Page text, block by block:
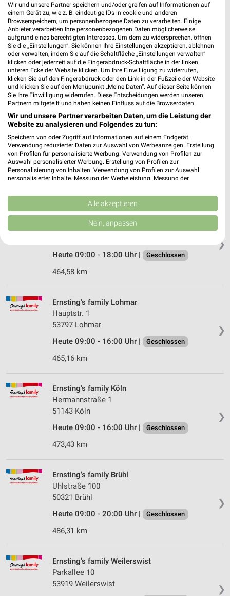
487,60 km
Ernsting's family Wesseling
Flach-Fengler-Str. 58
50389 Wesseling
Heute 09:00 - 15:00 Uhr | Geschlossen
481,50 km
Ernsting's family Bad Honnef
Hauptstraße 72a
53604 Bad Honnef
Heute 09:00 - 14:00 Uhr | Geschlossen
❯
Ernsting's family Hennef
Marktplatz 40
Heute 09:00 - 18:00 Uhr |
Geschlossen
464,58 km
❯
Ernsting's family Lohmar
Hauptstr. 1
53797 Lohmar
Heute 09:00 - 16:00 Uhr |
Geschlossen
465,16 km
❯
Ernsting's family Köln
Hermannstraße 1
51143 Köln
Heute 09:00 - 16:00 Uhr |
Geschlossen
473,43 km
❯
Ernsting's family Brühl
Uhlstraße 100
50321 Brühl
Heute 09:00 - 20:00 Uhr |
Geschlossen
486,31 km
❯
Ernsting's family Weilerswist
Parkallee 10
53919 Weilerswist
Wir und unsere Partner speichern und/oder greifen auf Informationen auf
einem Gerät zu, wie z. B. eindeutige IDs in cookie und anderen
Browserspeichern, um personenbezogene Daten zu verarbeiten. Einige
Anbieter verarbeiten Ihre personenbezogenen Daten möglicherweise
aufgrund eines berechtigten Interesses. Um dem zu widersprechen, öffnen
Sie die „Einstellungen“. Sie können Ihre Einstellungen akzeptieren, ablehnen
oder verwalten, indem Sie auf die Schaltfläche „Einstellungen verwalten“
klicken oder jederzeit auf die Fingerabdruck-Schaltfläche in der linken
unteren Ecke der Website klicken. Um Ihre Einwilligung zu widerrufen,
klicken Sie auf den Fingerabdruck oder den Link in der Fußzeile der Website
und klicken Sie auf den Menüpunkt „Meine Daten“. Auf dieser Seite können
Sie Ihre Einwilligung widerrufen. Diese Entscheidungen werden unseren
Partnern mitgeteilt und haben keinen Einfluss auf die Browserdaten.
Wir und unsere Partner verarbeiten Daten, um die Leistung der
Website zu analysieren und Folgendes zu tun:
Speichern von oder Zugriff auf Informationen auf einem Endgerät.
Verwendung reduzierter Daten zur Auswahl von Werbeanzeigen. Erstellung
von Profilen für personalisierte Werbung. Verwendung von Profilen zur
Auswahl personalisierter Werbung. Erstellung von Profilen zur
Personalisierung von Inhalten. Verwendung von Profilen zur Auswahl
personalisierter Inhalte. Messung der Werbeleistung. Messung der
Kombinationen von Daten aus verschiedenen Quellen. Entwicklung und
Verbesserung der Angebote. Verwendung reduzierter Daten zur Auswahl
von Inhalten.
Daten können außerhalb der Europäischen Union weitergegeben und in die
Website/App.
Partnerliste anzeigen (1 IAB-Anbieter)
Wir nutzen Ihre Daten für folgende Zwecke:
Speichern von oder Zugriff auf Informationen
auf einem Endgerät
Werbeanzeigen
Erstellung von Profilen für personalisierte
Verwendung von Profilen zur Auswahl
personalisierter Werbung
Erstellung von Profilen zur Personalisierung
von Inhalten
Verwendung von Profilen zur Auswahl
Messung der Werbeleistung
Messung der Performance von Inhalten
Analyse von Zielgruppen durch Statistiken oder
Kombinationen von Daten aus verschiedenen
Entwicklung und Verbesserung der Angebote
Verwendung reduzierter Daten zur Auswahl von
Alle akzeptieren
Nein, anpassen